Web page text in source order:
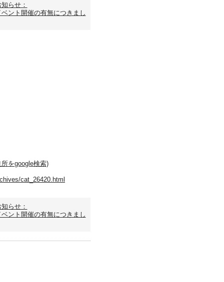
らせ：
ント開催の有無につきまし
をgoogle検索)
cat_26420.html
らせ：
ント開催の有無につきまし